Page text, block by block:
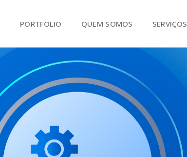
PORTFOLIO QUEM SOMOS SERVIÇOS